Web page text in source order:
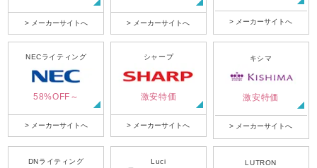
> メーカーサイトへ > メーカーサイトへ > メーカーサイトへ
NECライティング
58%OFF～
> メーカーサイトへ
シャープ
激安特価
> メーカーサイトへ
キシマ
激安特価
> メーカーサイトへ
DNライティング Luci LUTRON